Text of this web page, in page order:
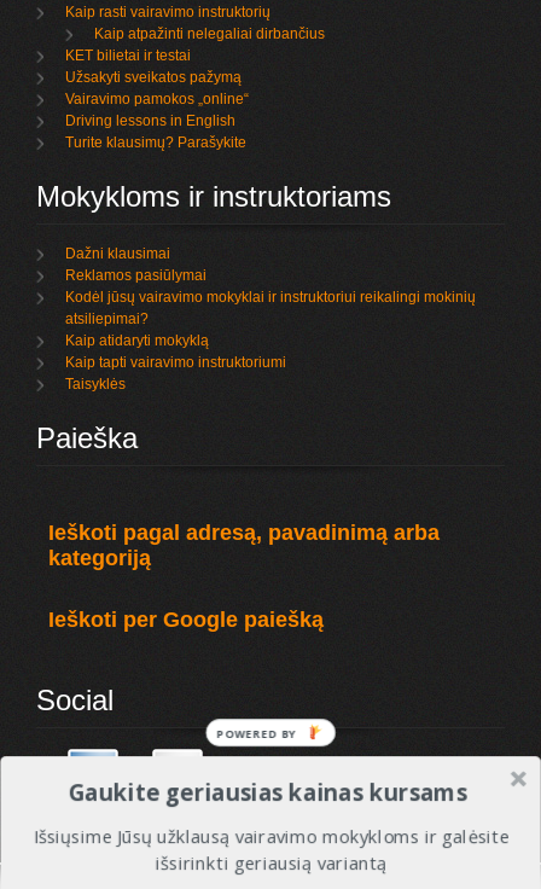
Kaip rasti vairavimo instruktorių
Kaip atpažinti nelegaliai dirbančius
KET bilietai ir testai
Užsakyti sveikatos pažymą
Vairavimo pamokos „online“
Driving lessons in English
Turite klausimų? Parašykite
Mokykloms ir instruktoriams
Dažni klausimai
Reklamos pasiūlymai
Kodėl jūsų vairavimo mokyklai ir instruktoriui reikalingi mokinių
atsiliepimai?
Kaip atidaryti mokyklą
Kaip tapti vairavimo instruktoriumi
Taisyklės
Paieška
Ieškoti pagal adresą, pavadinimą arba
kategoriją
Ieškoti per Google paiešką
Social
Gaukite geriausias kainas kursams
Išsiųsime Jūsų užklausą vairavimo mokykloms ir galėsite
išsirinkti geriausią variantą